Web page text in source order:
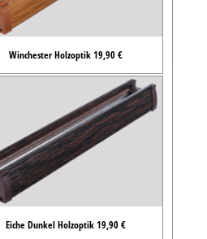
Winchester Holzoptik 19,90 €
Eiche Dunkel Holzoptik 19,90 €